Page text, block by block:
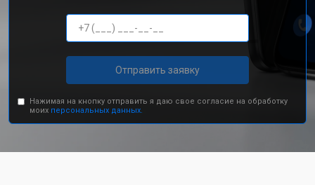
Отправить заявку
Нажимая на кнопку отправить я даю свое согласие на обработку
моих персональных данных.